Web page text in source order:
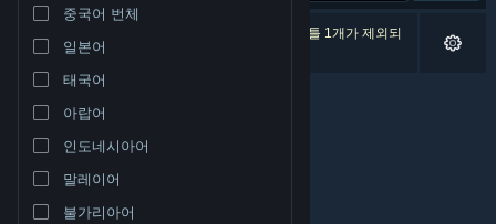
언어 변경
Steam 모바일 앱 다운로드
PC 웹사이트 보기
중국어 번체
일본어
태국어
아랍어
인도네시아어
말레이어
불가리아어
검색 결과가 0개 있습니다. 환경 설정에 따라 타이틀 1개가 제외되
었습니다.